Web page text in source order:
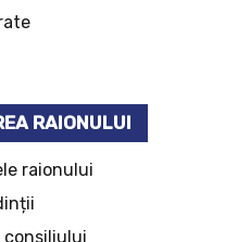
RAIONULUI
raionului